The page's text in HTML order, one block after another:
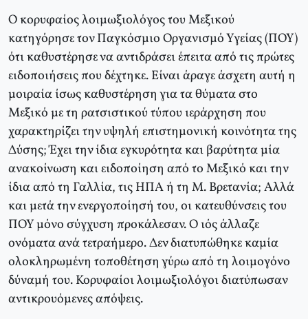
Ο κορυφαίος λοιμωξιολόγος του Μεξικού
κατηγόρησε τον Παγκόσμιο Οργανισμό Υγείας (ΠΟΥ)
ότι καθυστέρησε να αντιδράσει έπειτα από τις πρώτες
ειδοποιήσεις που δέχτηκε. Είναι άραγε άσχετη αυτή η
μοιραία ίσως καθυστέρηση για τα θύματα στο
Μεξικό με τη ρατσιστικού τύπου ιεράρχηση που
χαρακτηρίζει την υψηλή επιστημονική κοινότητα της
Δύσης; Έχει την ίδια εγκυρότητα και βαρύτητα μία
ανακοίνωση και ειδοποίηση από το Μεξικό και την
ίδια από τη Γαλλία, τις ΗΠΑ ή τη Μ. Βρετανία; Αλλά
και μετά την ενεργοποίησή του, οι κατευθύνσεις του
ΠΟΥ μόνο σύγχυση προκάλεσαν. Ο ιός άλλαζε
ονόματα ανά τετραήμερο. Δεν διατυπώθηκε καμία
ολοκληρωμένη τοποθέτηση γύρω από τη λοιμογόνο
δύναμή του. Κορυφαίοι λοιμωξιολόγοι διατύπωσαν
αντικρουόμενες απόψεις.